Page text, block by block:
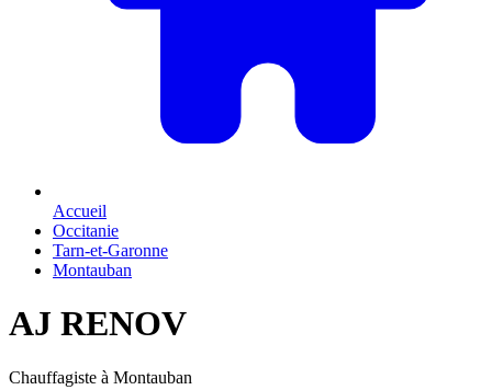
Accueil
Occitanie
Tarn-et-Garonne
Montauban
AJ RENOV
Chauffagiste à Montauban